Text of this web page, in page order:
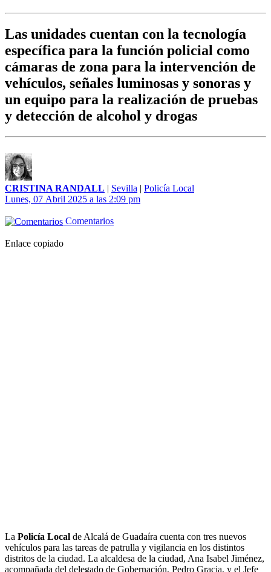
Las unidades cuentan con la tecnología
específica para la función policial como
cámaras de zona para la intervención de
vehículos, señales luminosas y sonoras y
un equipo para la realización de pruebas
y detección de alcohol y drogas
CRISTINA RANDALL | Sevilla | Policía Local
Lunes, 07 Abril 2025 a las 2:09 pm
Comentarios
Enlace copiado
La Policía Local de Alcalá de Guadaíra cuenta con tres nuevos
vehículos para las tareas de patrulla y vigilancia en los distintos
distritos de la ciudad. La alcaldesa de la ciudad, Ana Isabel Jiménez,
acompañada del delegado de Gobernación, Pedro Gracia, y el Jefe